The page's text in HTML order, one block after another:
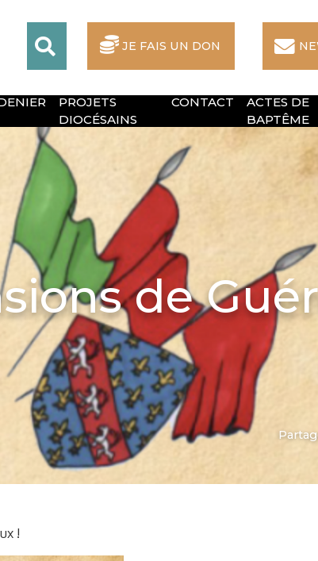
JE FAIS UN DON
PROJETS
DIOCÉSAINS
CONTACT
ACTES DE
BAPTÊME
de
!